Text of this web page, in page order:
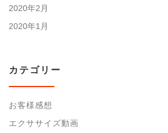
2020年2月
2020年1月
カテゴリー
お客様感想
エクササイズ動画